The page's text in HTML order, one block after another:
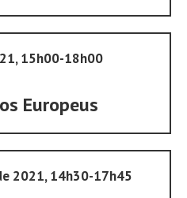
15h00-18h00
Europeus
2021, 14h30-17h45